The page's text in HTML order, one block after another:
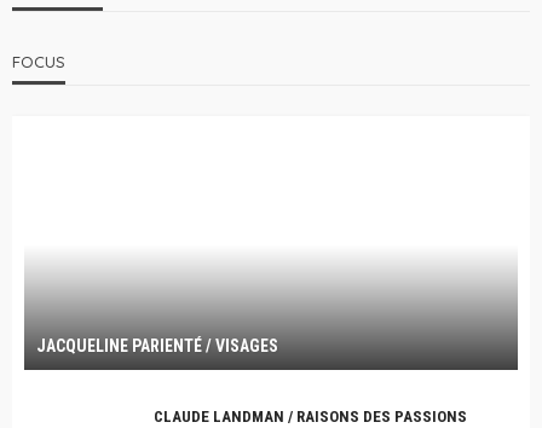
FOCUS
JACQUELINE PARIENTÉ / VISAGES
CLAUDE LANDMAN / RAISONS DES PASSIONS